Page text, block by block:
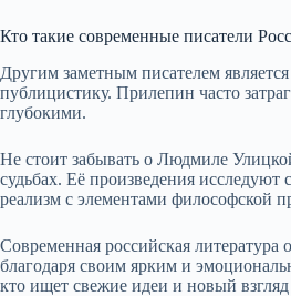
Кто такие современные писатели
Другим заметным писателем
публицистику. Прилепин часто
глубокими.
Не стоит забывать о Людмиле
судьбах. Её произведения
реализм с элементами философской
Современная российская
благодаря своим ярким и
кто ищет свежие идеи и новый